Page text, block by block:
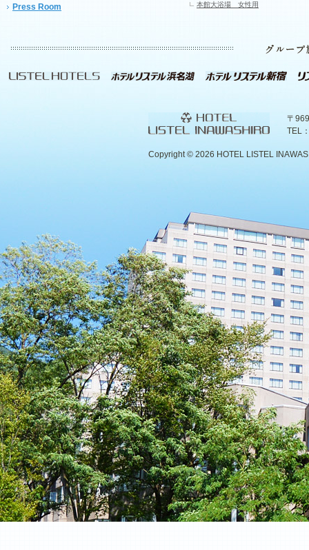
Press Room
本館大浴場 女性用
〒
TEL
Copyright © 2026 HOTEL LISTEL